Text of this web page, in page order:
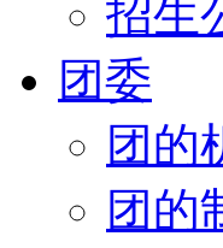
招生
团委
团的
团的